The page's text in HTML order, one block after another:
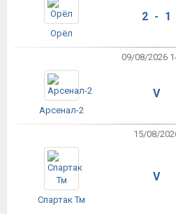
Орёл
2 - 1
09/08/2026
Арсенал-2
V
15/08/
Спартак Тм
V